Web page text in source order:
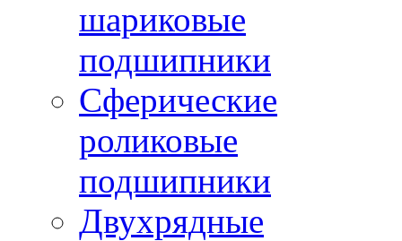
шариковые
подшипники
Сферические
роликовые
подшипники
Двухрядные